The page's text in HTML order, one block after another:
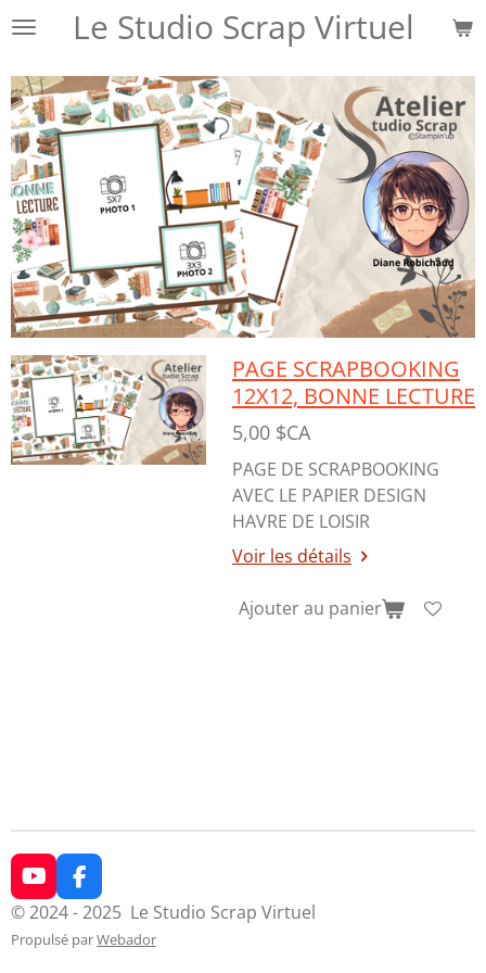
Passer
contenu
principal
Le Studio Scrap Virtuel
PAGE SCRAPBOOKING
12X12, BONNE LECTURE
5,00 $CA
PAGE DE SCRAPBOOKING
AVEC LE PAPIER DESIGN
HAVRE DE LOISIR
Voir les détails
Ajouter au panier
Y
o
u
T
F
a
c
e
© 2024 - 2025 Le Studio Scrap Virtuel
Propulsé parWebador